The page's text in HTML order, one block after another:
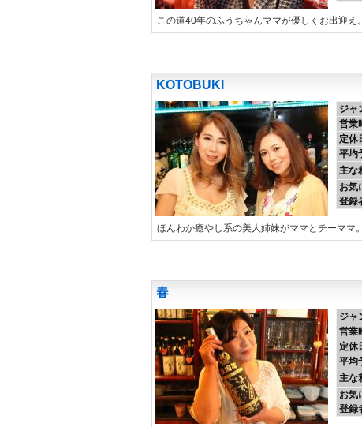
この道40年のふうちゃんママが優しくお出迎え
KOTOBUKI
ジャ
営業
定休
平均
主な
お気
登録
ほんわか癒やし系の美人姉妹がママとチーママ
春
ジャ
営業
定休
平均
主な
お気
登録